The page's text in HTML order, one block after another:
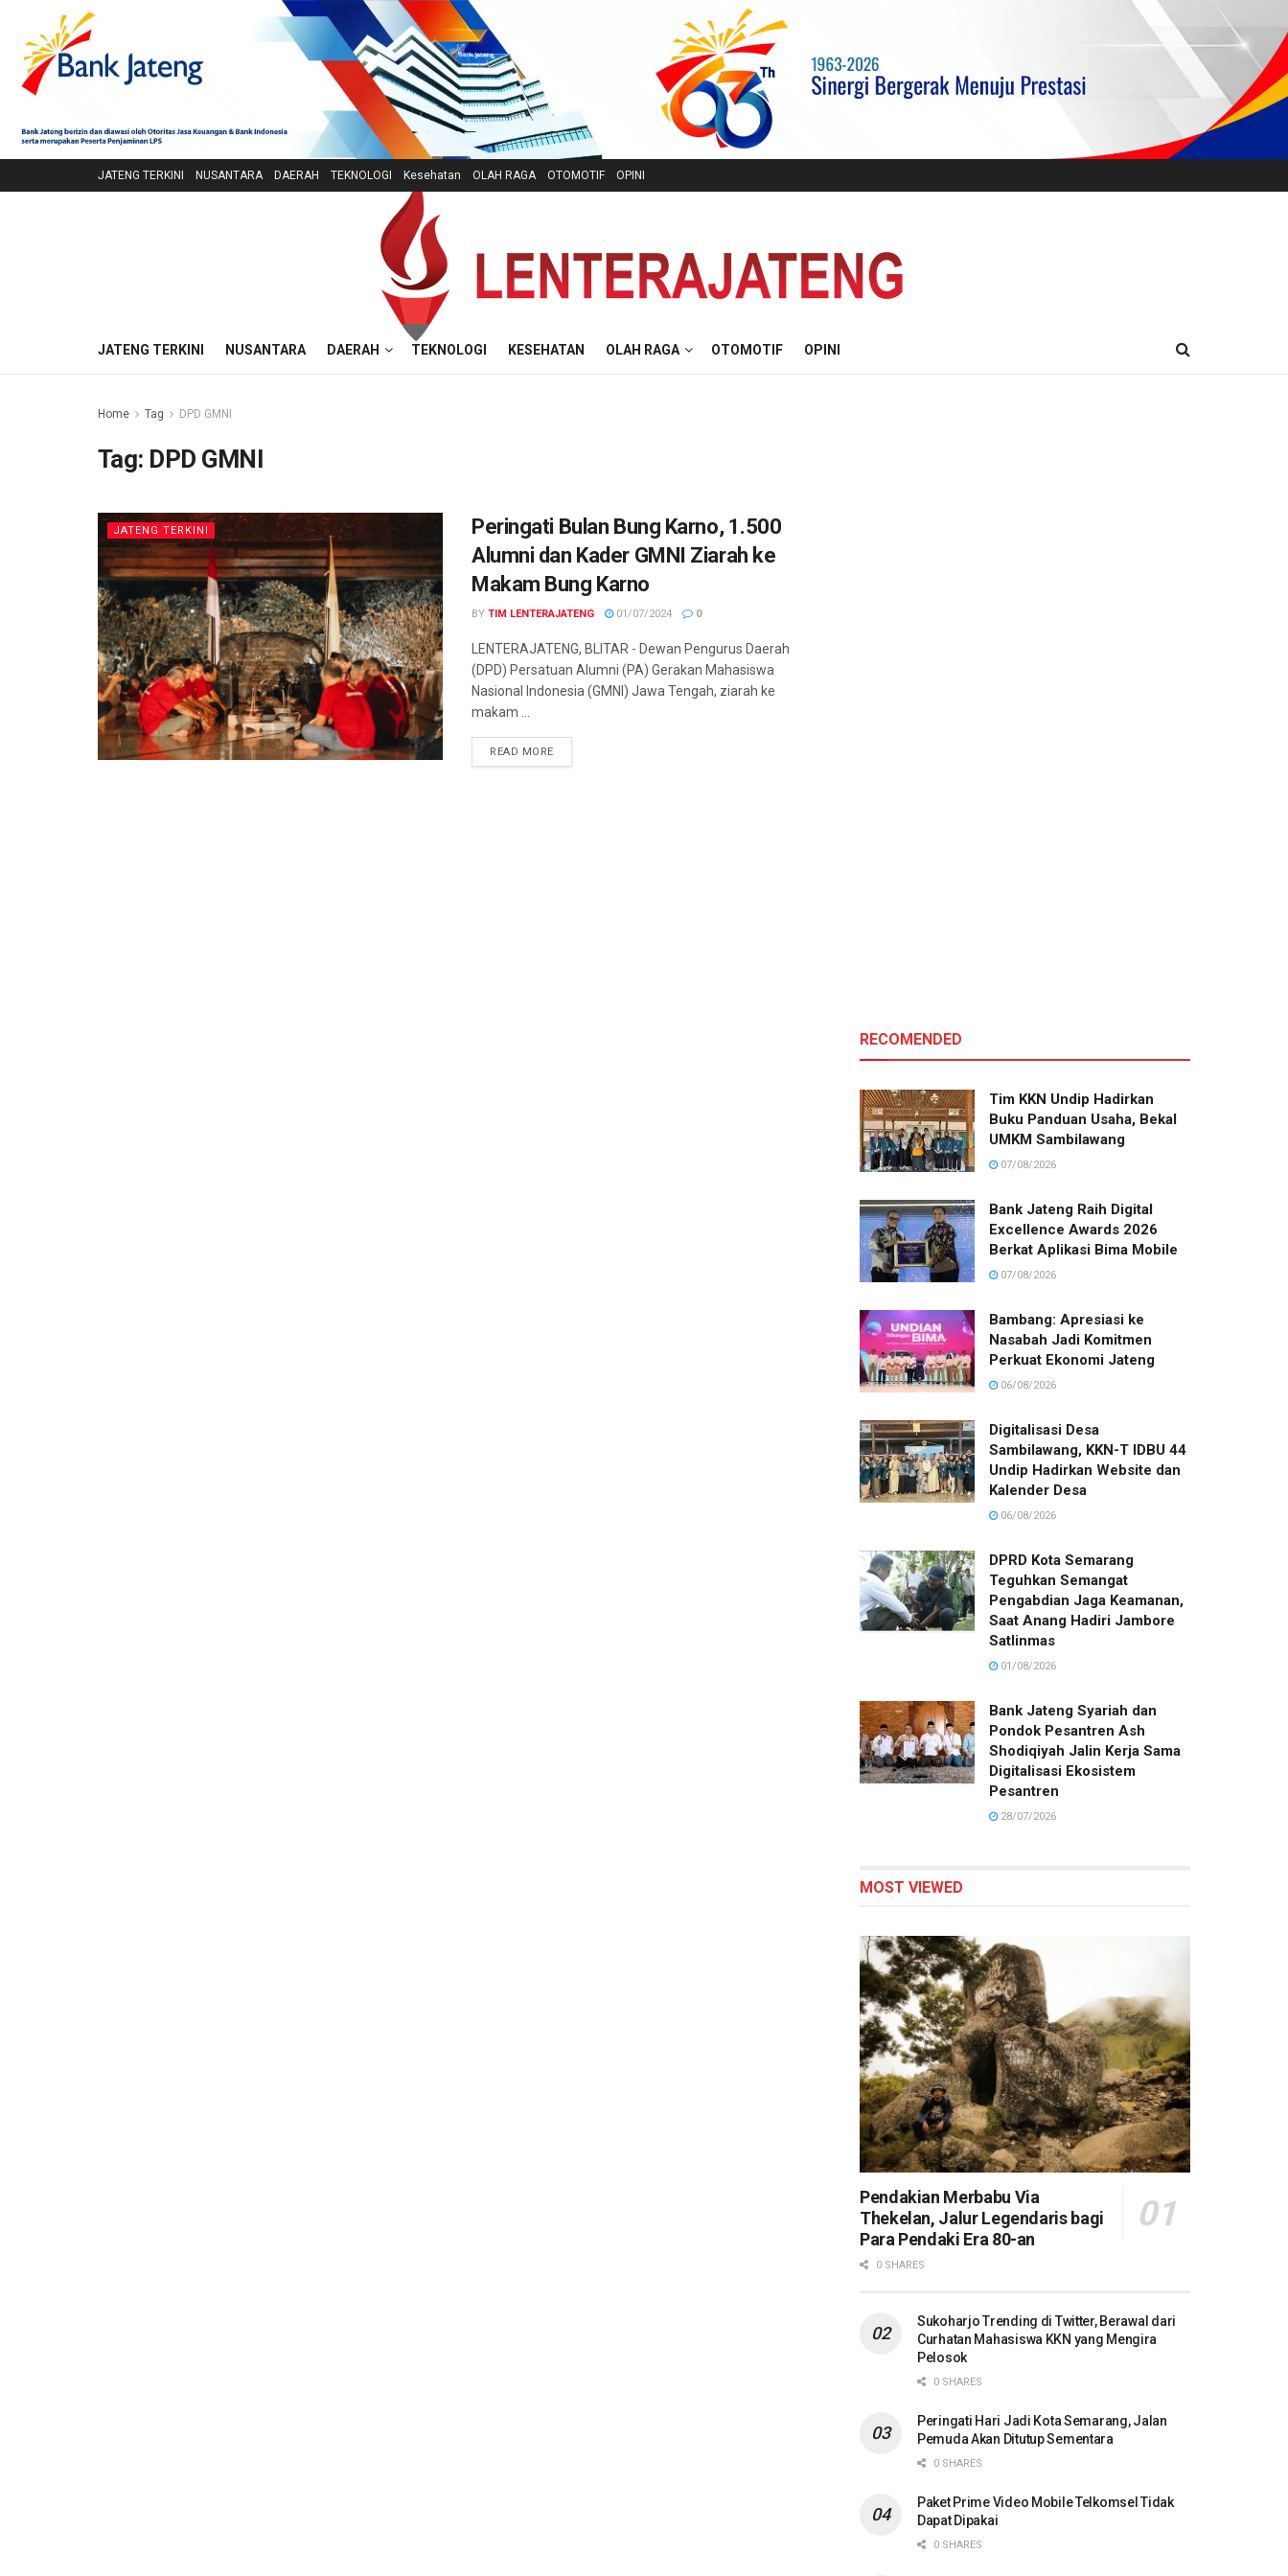
JATENG TERKINI NUSANTARA DAERAH TEKNOLOGI Kesehatan OLAH RAGA OTOMOTIF OPINI
JATENG TERKINI NUSANTARA DAERAH TEKNOLOGI KESEHATAN OLAH RAGA OTOMOTIF OPINI
Home Tag DPD GMNI
Tag: DPD GMNI
JATENG TERKINI
Peringati Bulan Bung Karno, 1.500
Alumni dan Kader GMNI Ziarah ke
Makam Bung Karno
BY TIM LENTERAJATENG 01/07/2024 0
LENTERAJATENG, BLITAR - Dewan Pengurus Daerah
(DPD) Persatuan Alumni (PA) Gerakan Mahasiswa
Nasional Indonesia (GMNI) Jawa Tengah, ziarah ke
makam ...
READ MOREDETAILS
RECOMENDED
Tim KKN Undip Hadirkan
Buku Panduan Usaha, Bekal
UMKM Sambilawang
07/08/2026
Bank Jateng Raih Digital
Excellence Awards 2026
Berkat Aplikasi Bima Mobile
07/08/2026
Bambang: Apresiasi ke
Nasabah Jadi Komitmen
Perkuat Ekonomi Jateng
06/08/2026
Digitalisasi Desa
Sambilawang, KKN-T IDBU 44
Undip Hadirkan Website dan
Kalender Desa
06/08/2026
DPRD Kota Semarang
Teguhkan Semangat
Pengabdian Jaga Keamanan,
Saat Anang Hadiri Jambore
Satlinmas
01/08/2026
Bank Jateng Syariah dan
Pondok Pesantren Ash
Shodiqiyah Jalin Kerja Sama
Digitalisasi Ekosistem
Pesantren
28/07/2026
MOST VIEWED
Pendakian Merbabu Via
Thekelan, Jalur Legendaris bagi
Para Pendaki Era 80-an
0 SHARES
Sukoharjo Trending di Twitter, Berawal dari
Curhatan Mahasiswa KKN yang Mengira
Pelosok
0 SHARES
Peringati Hari Jadi Kota Semarang, Jalan
Pemuda Akan Ditutup Sementara
0 SHARES
Paket Prime Video Mobile Telkomsel Tidak
Dapat Dipakai
0 SHARES